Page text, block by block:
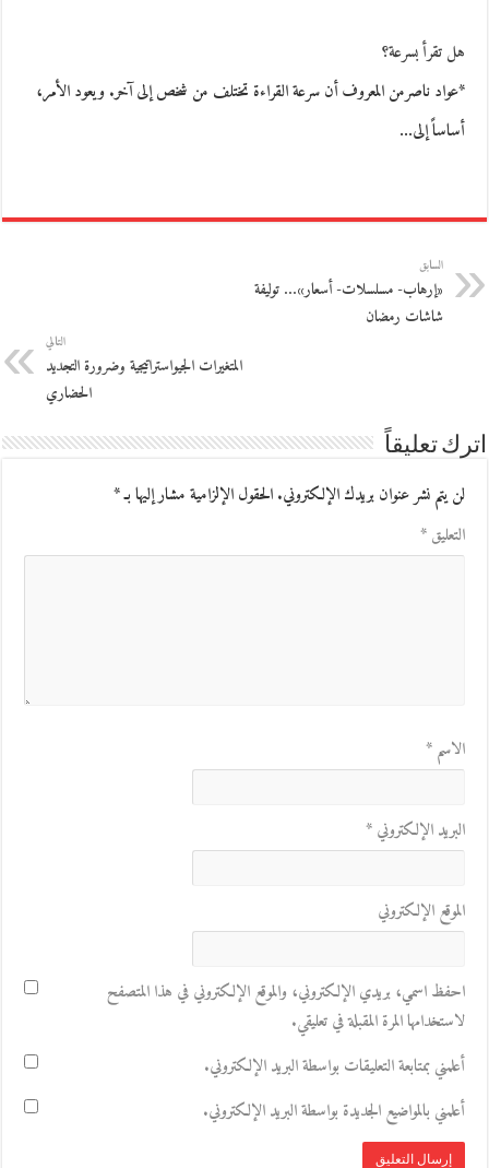
هل تقرأ بسرعة؟
*عواد ناصرمن المعروف أن سرعة القراءة تختلف من شخص إلى آخر. ويعود الأمر،
أساساً إلى…
السابق
«إرهاب- مسلسلات- أسعار»… توليفة
شاشات رمضان
التالي
المتغيرات الجيواستراتيجية وضرورة التجديد
الحضاري
اترك تعليقاً
لن يتم نشر عنوان بريدك الإلكتروني.الحقول الإلزامية مشار إليها بـ*
التعليق*
الاسم*
البريد الإلكتروني*
الموقع الإلكتروني
احفظ اسمي، بريدي الإلكتروني، والموقع الإلكتروني في هذا المتصفح
لاستخدامها المرة المقبلة في تعليقي.
أعلمني بمتابعة التعليقات بواسطة البريد الإلكتروني.
أعلمني بالمواضيع الجديدة بواسطة البريد الإلكتروني.